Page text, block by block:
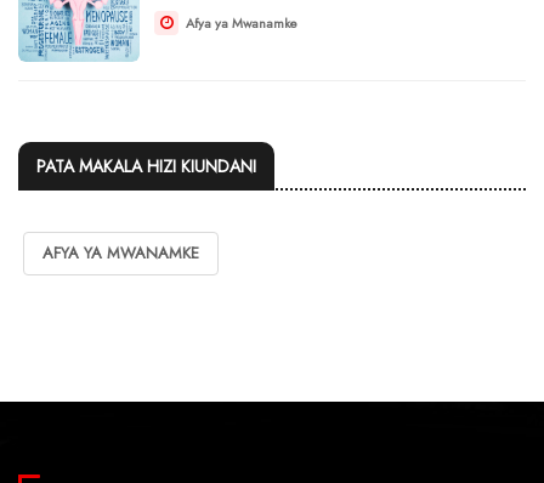
Afya ya Mwanamke
PATA MAKALA HIZI KIUNDANI
AFYA YA MWANAMKE